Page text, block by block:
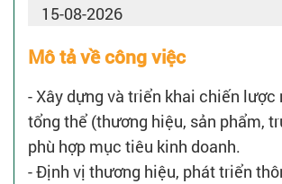
15-08-2026
Mô tả về công việc
- Xây dựng và triển khai chiến lược
tổng thể (thương hiệu, sản phẩm,
phù hợp mục tiêu kinh doanh.
- Định vị thương hiệu, phát triển